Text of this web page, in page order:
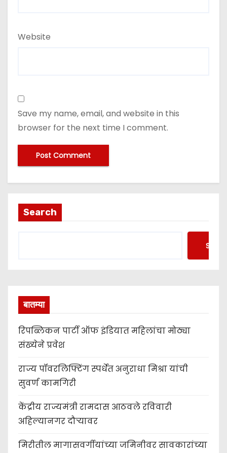
Website
Save my name, email, and website in this
browser for the next time I comment.
Search
बातम्या
रिपब्लिकन पार्टी ऑफ इंडियात महिलांचा मोठ्या
संख्येने प्रवेश
राज्य पॉवरलिफ्टिंग स्पर्धेत अनुराधा मिश्रा यांची
सुवर्ण कामगिरी
केंद्रीय राज्यमंत्री रामदास आठवले रविवारी
अहिल्यानगर दौऱ्यावर
मिरीतील मागासवर्गीयांच्या जमिनीवर सावकारांच्या